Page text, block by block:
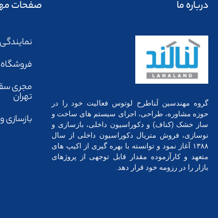
درباره ما
گروه مهندسین لَناطرح لوتوس فعالیت خود را در
حوزه مشاوره، طراحی، اجرای سیستم های ساخت و
ساز خشک (کناف) و دکوراسیون داخلی، بازسازی و
نوسازی، فروش متریال دکوراسیون داخلی از سال
۱۳۸۸ آغاز نمود و توانسته با بهره گیری از اکیپ های
متعهد و کارآزموده مقدار قابل توجهی از پروژهای
بازار را در رزومه خود قرار دهد.
صفحات
فروشگاه
مجری
تهران
بازسازی